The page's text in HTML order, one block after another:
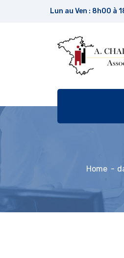
Lun au Ven : 8h00 à
Home